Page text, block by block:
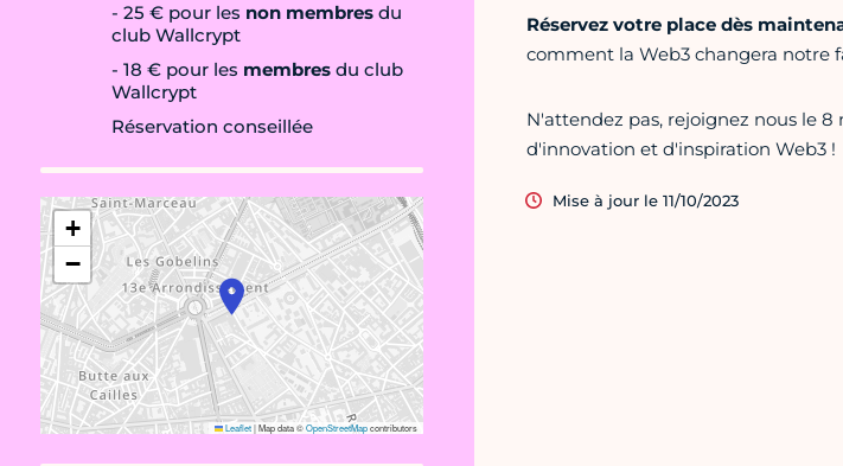
- 25 € pour les non membres du
club Wallcrypt
- 18 € pour les membres du club
Wallcrypt
Réservation conseillée
+
−
Leaflet|Map data ©OpenStreetMapcontributors
Réservez votre place dès
comment la Web3 changera notre
N'attendez pas, rejoignez nous le
d'innovation et d'inspiration Web3 !
Mise à jour le 11/10/2023